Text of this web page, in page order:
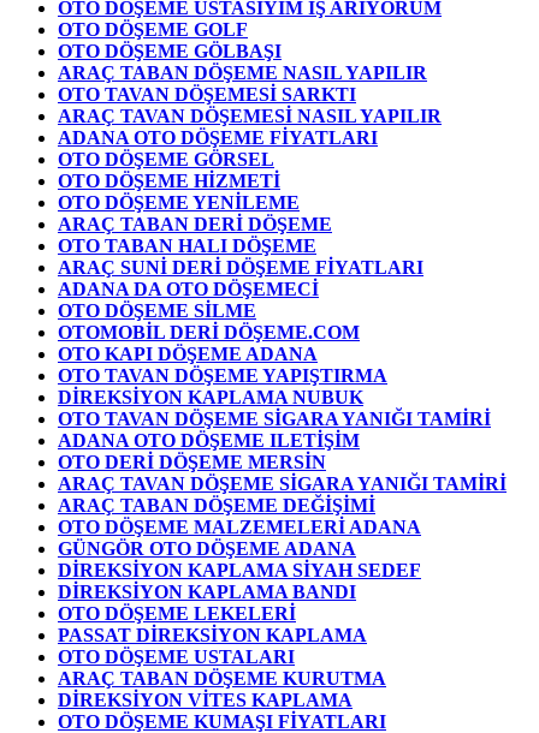
OTO DÖŞEME USTASIYIM IŞ ARIYORUM
OTO DÖŞEME GOLF
OTO DÖŞEME GÖLBAŞI
ARAÇ TABAN DÖŞEME NASIL YAPILIR
OTO TAVAN DÖŞEMESİ SARKTI
ARAÇ TAVAN DÖŞEMESİ NASIL YAPILIR
ADANA OTO DÖŞEME FİYATLARI
OTO DÖŞEME GÖRSEL
OTO DÖŞEME HİZMETİ
OTO DÖŞEME YENİLEME
ARAÇ TABAN DERİ DÖŞEME
OTO TABAN HALI DÖŞEME
ARAÇ SUNİ DERİ DÖŞEME FİYATLARI
ADANA DA OTO DÖŞEMECİ
OTO DÖŞEME SİLME
OTOMOBİL DERİ DÖŞEME.COM
OTO KAPI DÖŞEME ADANA
OTO TAVAN DÖŞEME YAPIŞTIRMA
DİREKSİYON KAPLAMA NUBUK
OTO TAVAN DÖŞEME SİGARA YANIĞI TAMİRİ
ADANA OTO DÖŞEME ILETİŞİM
OTO DERİ DÖŞEME MERSİN
ARAÇ TAVAN DÖŞEME SİGARA YANIĞI TAMİRİ
ARAÇ TABAN DÖŞEME DEĞİŞİMİ
OTO DÖŞEME MALZEMELERİ ADANA
GÜNGÖR OTO DÖŞEME ADANA
DİREKSİYON KAPLAMA SİYAH SEDEF
DİREKSİYON KAPLAMA BANDI
OTO DÖŞEME LEKELERİ
PASSAT DİREKSİYON KAPLAMA
OTO DÖŞEME USTALARI
ARAÇ TABAN DÖŞEME KURUTMA
DİREKSİYON VİTES KAPLAMA
OTO DÖŞEME KUMAŞI FİYATLARI